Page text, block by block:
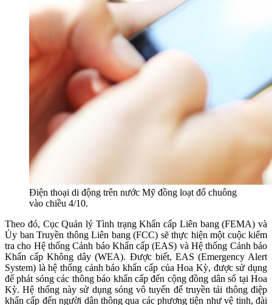
Điện thoại di động trên nước Mỹ đồng loạt đổ chuông
vào chiều 4/10.
Theo đó, Cục Quản lý Tình trạng Khẩn cấp Liên bang (FEMA) và
Ủy ban Truyền thông Liên bang (FCC) sẽ thực hiện một cuộc kiểm
tra cho Hệ thống Cảnh báo Khẩn cấp (EAS) và Hệ thống Cảnh báo
Khẩn cấp Không dây (WEA). Được biết, EAS (Emergency Alert
System) là hệ thống cảnh báo khẩn cấp của Hoa Kỳ, được sử dụng
để phát sóng các thông báo khẩn cấp đến cộng đồng dân số tại Hoa
Kỳ. Hệ thống này sử dụng sóng vô tuyến để truyền tải thông điệp
khẩn cấp đến người dân thông qua các phương tiện như vệ tinh, đài